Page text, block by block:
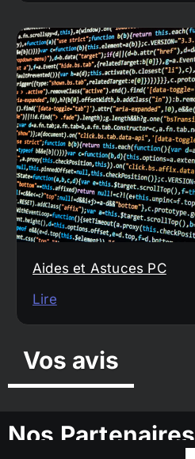
Aides et Astuces PC
Lire
Vos avis
Nos Partenaires